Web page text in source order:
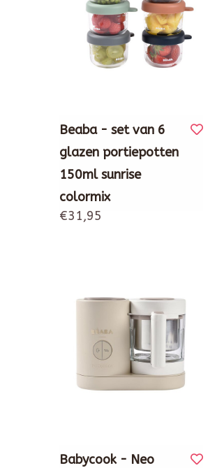
Beaba - set van 6
glazen portiepotten
150ml sunrise
colormix
€31,95
Babycook - Neo